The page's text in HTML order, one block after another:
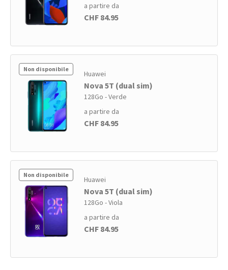
a partire da
CHF 84.95
Non disponibile Huawei
Nova 5T (dual sim)
128Go - Verde
a partire da
CHF 84.95
Non disponibile Huawei
Nova 5T (dual sim)
128Go - Viola
a partire da
CHF 84.95